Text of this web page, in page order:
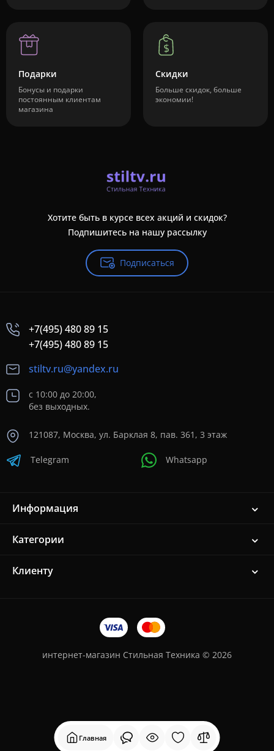
Главная
Подарки
Бонусы и подарки
постоянным клиентам
магазина
Скидки
Больше скидок, больше
экономии!
Хотите быть в курсе всех акций и скидок?
Подпишитесь на нашу рассылку
Подписаться
+7(495) 480 89 15
+7(495) 480 89 15
stiltv.ru@yandex.ru
с 10:00 до 20:00,
без выходных.
121087, Москва, ул. Барклая 8, пав. 361, 3 этаж
Telegram Whatsapp
Информация
Категории
Клиенту
интернет-магазин Стильная Техника © 2026